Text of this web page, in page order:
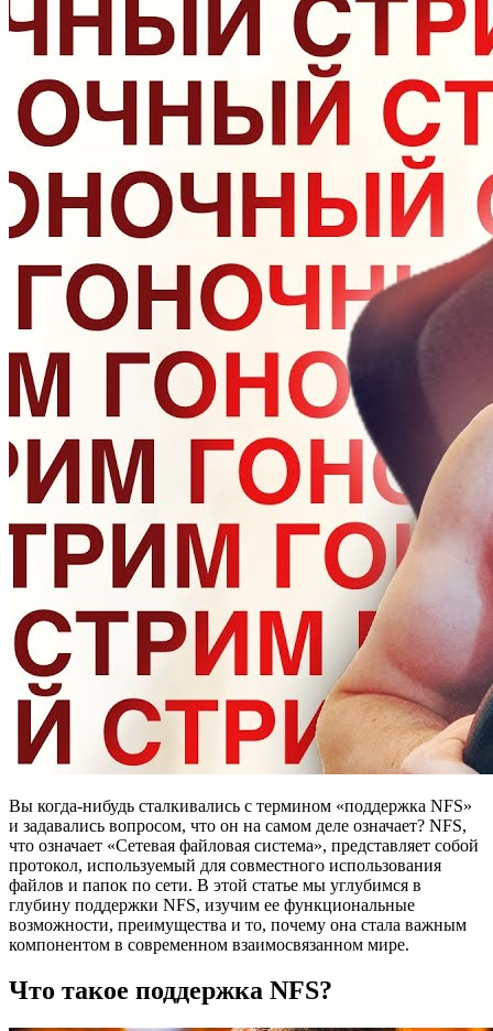
Вы когда-нибудь сталкивались с термином «поддержка NFS»
и задавались вопросом, что он на самом деле означает? NFS,
что означает «Сетевая файловая система», представляет собой
протокол, используемый для совместного использования
файлов и папок по сети. В этой статье мы углубимся в
глубину поддержки NFS, изучим ее функциональные
возможности, преимущества и то, почему она стала важным
компонентом в современном взаимосвязанном мире.
Что такое поддержка NFS?